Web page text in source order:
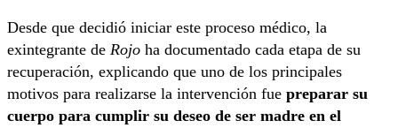
Desde que decidió iniciar este proceso médico, la
exintegrante de Rojo ha documentado cada etapa de su
recuperación, explicando que uno de los principales
motivos para realizarse la intervención fue preparar su
cuerpo para cumplir su deseo de ser madre en el